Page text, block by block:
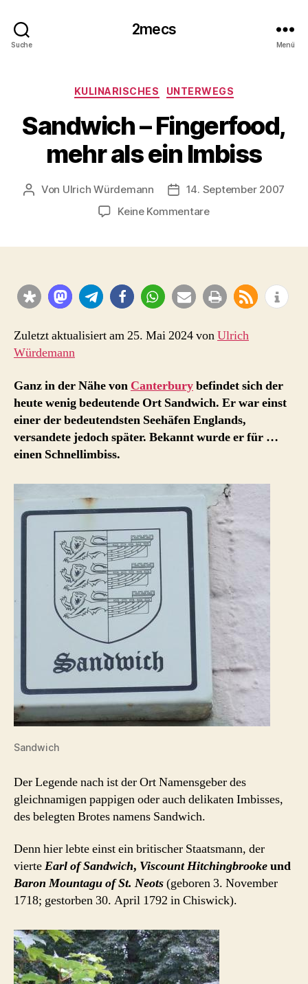
Suche
2mecs
Menü
Kategorien
KULINARISCHES UNTERWEGS
Sandwich – Fingerfood,
mehr als ein Imbiss
Beitragsautor
Von Ulrich Würdemann Beitragsdatum
14. September 2007
Keine Kommentarezu
als
ein
Zuletzt aktualisiert am 25. Mai 2024 vonUlrich
Würdemann
Ganz in der Nähe von Canterburybefindet sich der
heute wenig bedeutende Ort Sandwich. Er war einst
einer der bedeutendsten Seehäfen Englands,
versandete jedoch später. Bekannt wurde er für …
einen Schnellimbiss.
Sandwich
Der Legende nach ist der Ort Namensgeber des
gleichnamigen pappigen oder auch delikaten Imbisses,
des belegten Brotes namens Sandwich.
Denn hier lebte einst ein britischer Staatsmann, der
vierteEarl of Sandwich, Viscount Hitchingbrookeund
Baron Mountagu of St. Neots(geboren 3. November
1718; gestorben 30. April 1792 in Chiswick).